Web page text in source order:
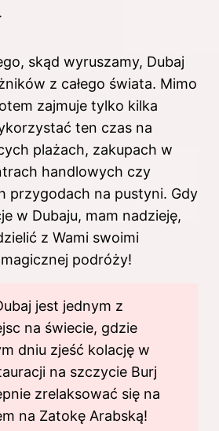
skąd wyruszamy, Dubaj
z całego świata. Mimo
zajmuje tylko kilka
ten czas na
plażach, zakupach w
handlowych czy
przygodach na pustyni. Gdy
w Dubaju, mam nadzieję,
z Wami swoimi
podróży!
jest jednym z
na świecie, gdzie
dniu zjeść kolację w
na szczycie Burj
zrelaksować się na
na Zatokę Arabską!